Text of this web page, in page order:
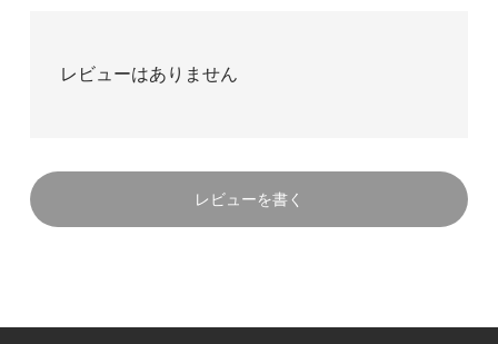
レビューはありません
レビューを書く